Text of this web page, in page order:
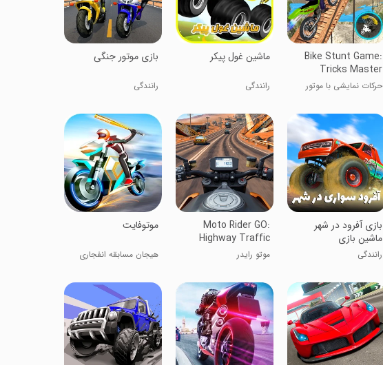
Bike Stunt Game:
Tricks Master
حرکات نمایشی با موتور
ماشین غول پیکر
رانندگی
بازی موتور جنگی
رانندگی
‏بازی آفرود در شهر
ماشین بازی
رانندگی
Moto Rider GO:
Highway Traffic
موتو رایدر
موتوفایت
هیجان مسابقه انفجاری